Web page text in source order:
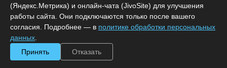
Характеристики
Код :
0000-365962
Обработка заказа :
(Яндекс.Метрика) и онлайн-чата (JivoSite) для улучшения
работы сайта. Они подключаются только после вашего
согласия. Подробнее — в политике обработки персональных
данных
Принять
Отказать